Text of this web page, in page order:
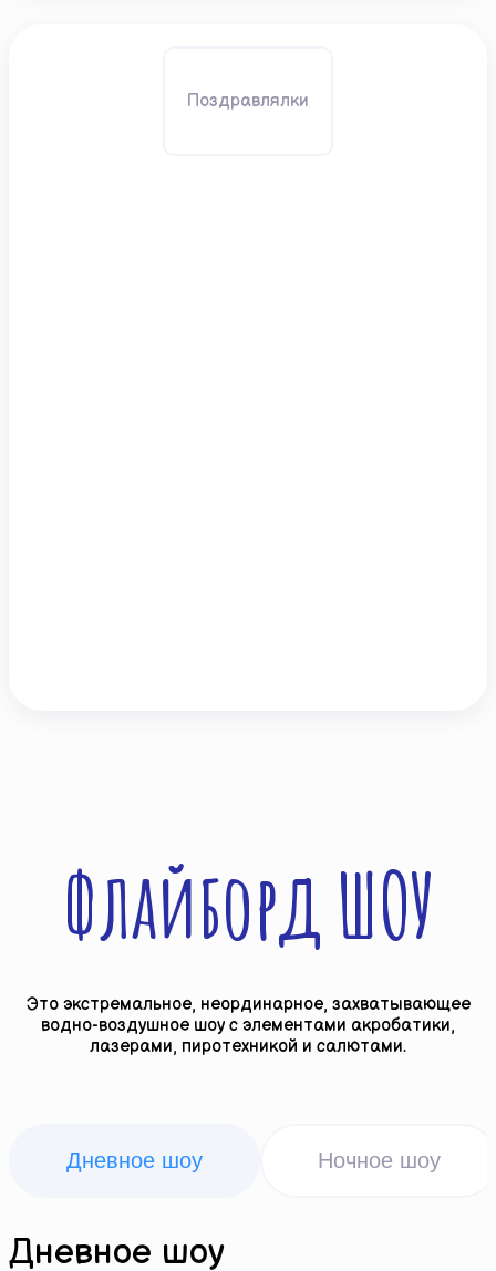
Поздравлялки
Флайборд ШОУ
Это экстремальное, неординарное, захватывающее
водно-воздушное шоу с элементами акробатики,
лазерами, пиротехникой и салютами.
Дневное шоу Ночное шоу
Дневное шоу